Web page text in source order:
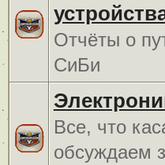
Отчёты о
СиБи
Все, что
обсуждаем